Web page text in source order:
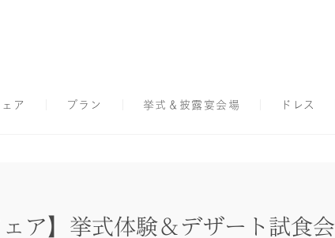
ア プラン 挙式＆披露宴会場 ドレス
ア】挙式体験＆デザート試食会